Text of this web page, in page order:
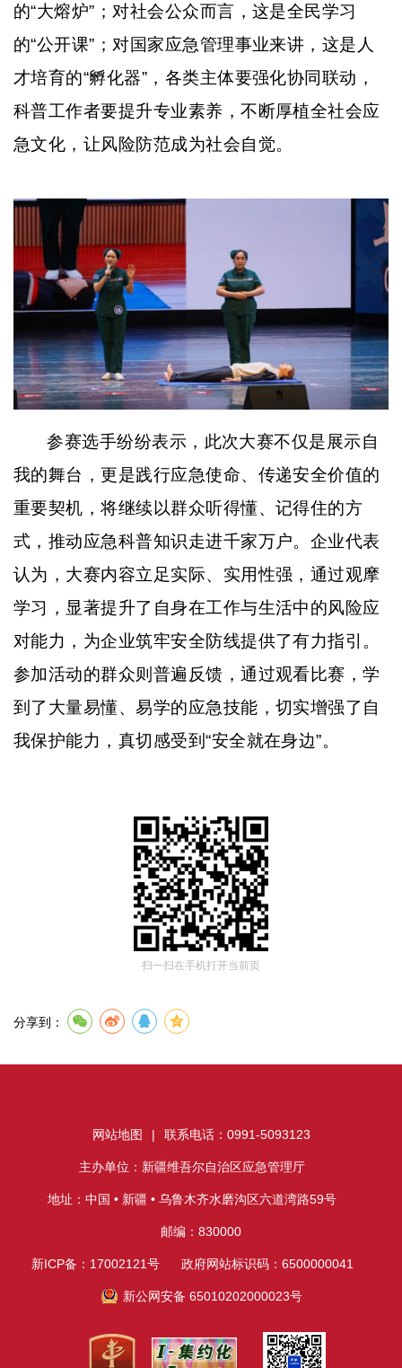
的“大熔炉”；对社会公众而言，这是全民学习
的“公开课”；对国家应急管理事业来讲，这是人
才培育的“孵化器”，各类主体要强化协同联动，
科普工作者要提升专业素养，不断厚植全社会应
急文化，让风险防范成为社会自觉。
参赛选手纷纷表示，此次大赛不仅是展示自
我的舞台，更是践行应急使命、传递安全价值的
重要契机，将继续以群众听得懂、记得住的方
式，推动应急科普知识走进千家万户。企业代表
认为，大赛内容立足实际、实用性强，通过观摩
学习，显著提升了自身在工作与生活中的风险应
对能力，为企业筑牢安全防线提供了有力指引。
参加活动的群众则普遍反馈，通过观看比赛，学
到了大量易懂、易学的应急技能，切实增强了自
我保护能力，真切感受到“安全就在身边”。
扫一扫在手机打开当前页
分享到：
网站地图 | 联系电话：0991-5093123
主办单位：新疆维吾尔自治区应急管理厅
地址：中国 • 新疆 • 乌鲁木齐水磨沟区六道湾路59号
邮编：830000
新ICP备：17002121号 政府网站标识码：6500000041
新公网安备 65010202000023号